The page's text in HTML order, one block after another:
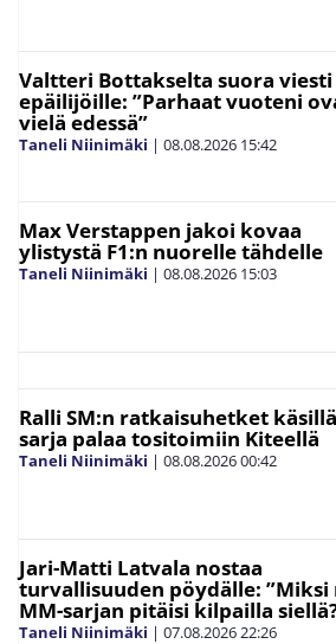
Valtteri Bottakselta suora viesti
epäilijöille: ”Parhaat vuoteni
vielä edessä”
Taneli Niinimäki | 08.08.2026 15:42
Max Verstappen jakoi kovaa
ylistystä F1:n nuorelle tähdelle
Taneli Niinimäki | 08.08.2026 15:03
Ralli SM:n ratkaisuhetket
sarja palaa tositoimiin Kiteellä
Taneli Niinimäki | 08.08.202600:42
Jari-Matti Latvala nostaa
turvallisuuden pöydälle: ”Miksi
MM-sarjan pitäisi kilpailla
Taneli Niinimäki | 07.08.202622:26